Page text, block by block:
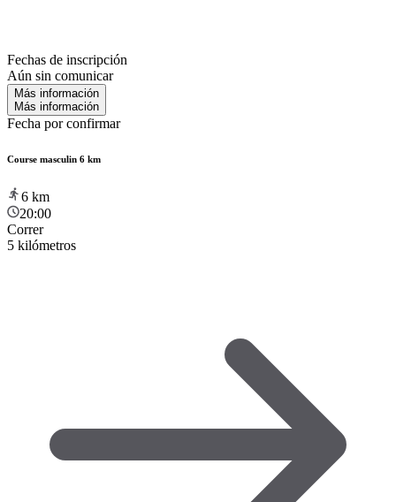
Fechas de inscripción
Aún sin comunicar
Más información
Más información
Fecha por confirmar
Course masculin 6 km
6 km
20:00
Correr
5 kilómetros